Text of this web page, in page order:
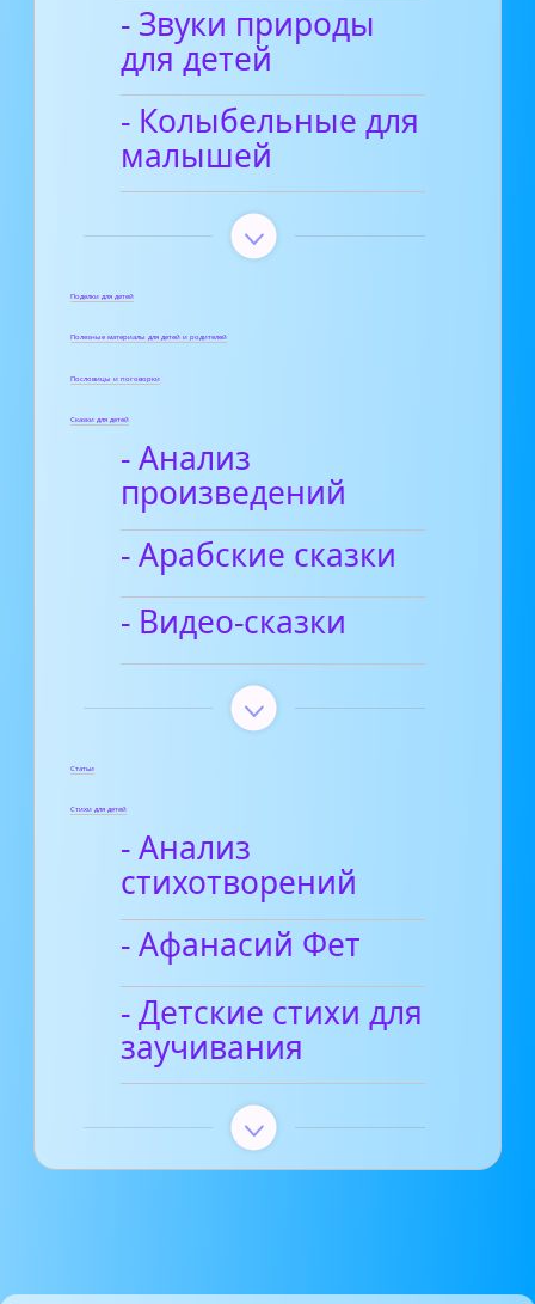
- Звуки природы
для детей
- Колыбельные для
малышей
Поделки для детей
Полезные материалы для детей и родителей
Пословицы и поговорки
Сказки для детей
- Анализ
произведений
- Арабские сказки
- Видео-сказки
Статьи
Стихи для детей
- Анализ
стихотворений
- Афанасий Фет
- Детские стихи для
заучивания